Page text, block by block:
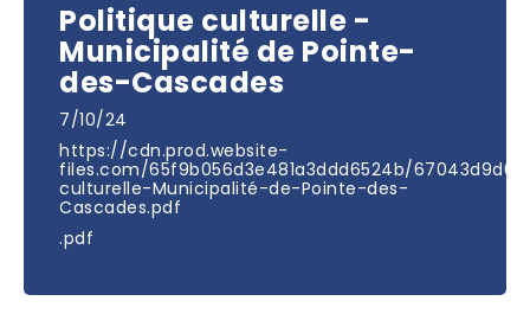
Politique culturelle -
Municipalité de Pointe-
des-Cascades
7/10/24
https://cdn.prod.website-
files.com/65f9b056d3e481a3ddd6524b/
culturelle-Municipalité-de-Pointe-des-
Cascades.pdf
.pdf